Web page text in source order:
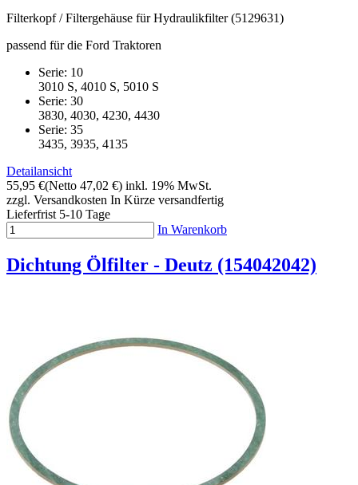
Filterkopf / Filtergehäuse für Hydraulikfilter (5129631)
passend für die Ford Traktoren
Serie: 10
3010 S, 4010 S, 5010 S
Serie: 30
3830, 4030, 4230, 4430
Serie: 35
3435, 3935, 4135
Detailansicht
55,95 €(Netto 47,02 €) inkl. 19% MwSt.
zzgl. Versandkosten In Kürze versandfertig
Lieferfrist 5-10 Tage
In Warenkorb
Dichtung Ölfilter - Deutz (154042042)